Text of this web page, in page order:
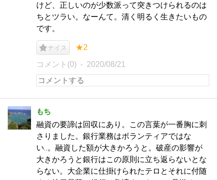
けど、正しいのが少数派って突きつけられるのは
ちとツラい。なーんて。清く明るく生きたいもの
です。
ナイス ★2
コメント(0) 2020/08/21
もち
融資の要諦は回収にあり。この言葉が一番胸に刺
さりました。銀行業務はボランティアではな
い‥。融資した額が大きかろうと。破産の影響が
大きかろうと銀行はこの原則に立ち返らないとな
らない。大企業に仕掛けられたテロとそれに付随